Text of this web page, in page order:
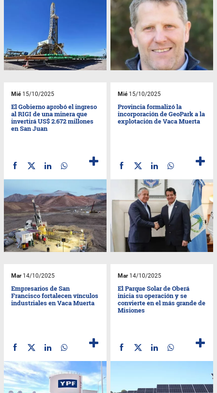
Mié15/10/2025
El Gobierno aprobó el ingreso
al RIGI de una minera que
invertirá US$ 2.672 millones
en San Juan
Mié15/10/2025
Provincia formalizó la
incorporación de GeoPark a la
explotación de Vaca Muerta
Mar14/10/2025
Empresarios de San
Francisco fortalecen vínculos
industriales en Vaca Muerta
Mar14/10/2025
El Parque Solar de Oberá
inicia su operación y se
convierte en el más grande de
Misiones